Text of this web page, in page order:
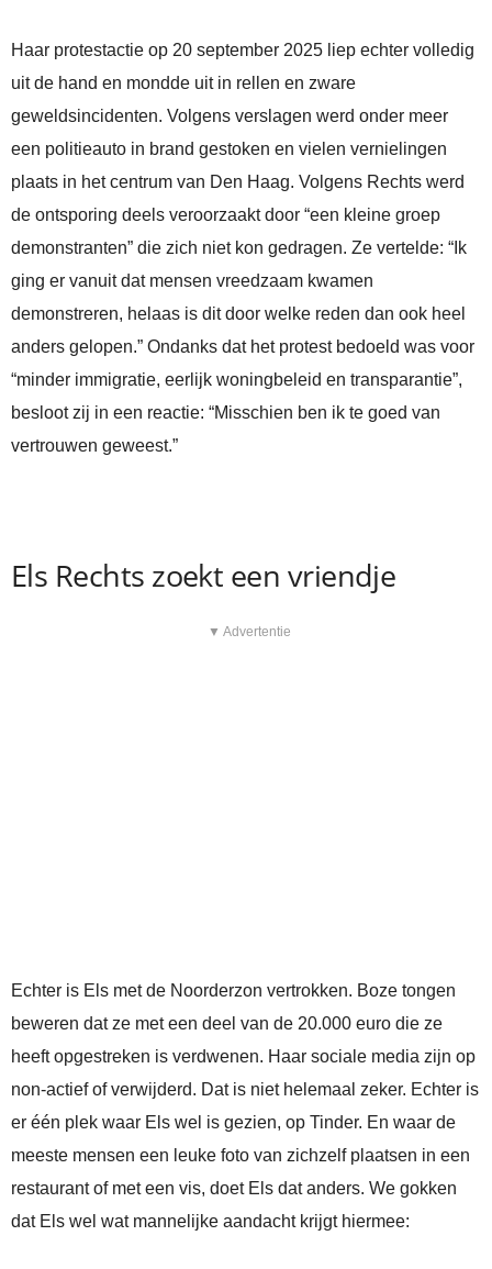
Haar protestactie op 20 september 2025 liep echter volledig
uit de hand en mondde uit in rellen en zware
geweldsincidenten. Volgens verslagen werd onder meer
een politieauto in brand gestoken en vielen vernielingen
plaats in het centrum van Den Haag. Volgens Rechts werd
de ontsporing deels veroorzaakt door “een kleine groep
demonstranten” die zich niet kon gedragen. Ze vertelde: “Ik
ging er vanuit dat mensen vreedzaam kwamen
demonstreren, helaas is dit door welke reden dan ook heel
anders gelopen.” Ondanks dat het protest bedoeld was voor
“minder immigratie, eerlijk woningbeleid en transparantie”,
besloot zij in een reactie: “Misschien ben ik te goed van
vertrouwen geweest.”
Els Rechts zoekt een vriendje
▼ Advertentie
Echter is Els met de Noorderzon vertrokken. Boze tongen
beweren dat ze met een deel van de 20.000 euro die ze
heeft opgestreken is verdwenen. Haar sociale media zijn op
non-actief of verwijderd. Dat is niet helemaal zeker. Echter is
er één plek waar Els wel is gezien, op Tinder. En waar de
meeste mensen een leuke foto van zichzelf plaatsen in een
restaurant of met een vis, doet Els dat anders. We gokken
dat Els wel wat mannelijke aandacht krijgt hiermee: